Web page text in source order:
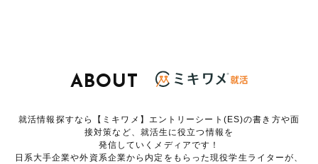
ABOUT
就活情報探すなら【ミキワメ】エントリーシート(ES)の書き方や面
接対策など、就活生に役立つ情報を
発信していくメディアです！
日系大手企業や外資系企業から内定をもらった現役学生ライターが、